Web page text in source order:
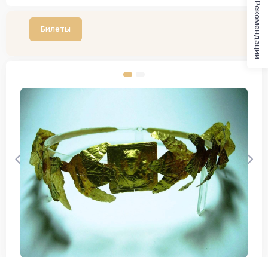
Билеты Рекомендации